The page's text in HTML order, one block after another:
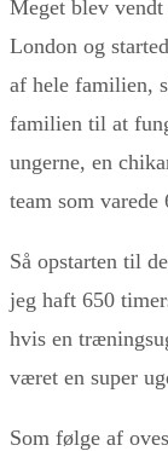
Meget blev
London og
af hele familien,
familien til at
ungerne, en
team som varede
Så opstarten til
jeg haft 650
hvis en
været en super
Som følge af